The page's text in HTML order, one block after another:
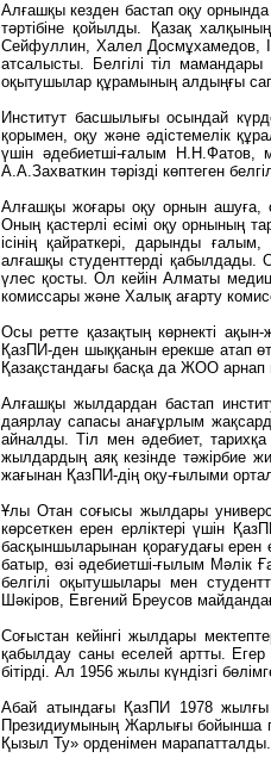
Алғашқы кезден бастап оқу
тәртібіне қойылды. Қазақ
Сейфуллин, Халел Досмұхамедов,
атсалысты. Белгілі тіл
оқытушылар құрамының алдыңғы
Институт басшылығы осындай
қорымен, оқу және әдістемелік
үшін әдебиетші-ғалым Н.Н.Фатов,
А.А.Захваткин тәрізді көптеген
Алғашқы жоғары оқу орнын ашуға,
Оның қастерлі есімі оқу орнының
ісінің қайраткері, дарынды
алғашқы студенттерді қабылдады.
үлес қосты. Ол кейін Алматы
комиссары және Халық ағарту
Осы ретте қазақтың көрнекті
ҚазПИ-ден шыққанын ерекше атап
Қазақстандағы басқа да ЖОО арнап
Алғашқы жылдардан бастап
даярлау сапасы анағұрлым
айналды. Тіл мен әдебиет,
жылдардың аяқ кезінде тәжірбие
жағынан ҚазПИ-дің оқу-ғылыми
Ұлы Отан соғысы жылдары
көрсеткен ерен ерліктері үшін
басқыншыларынан қорағудағы ерен
батыр, өзі әдебиетші-ғылым Мәлік
белгілі оқытушылары мен
Шәкіров, Евгений Бреусов
Соғыстан кейінгі жылдары
қабылдау саны еселей артты. Егер
бітірді. Ал 1956 жылы күндізгі
Абай атындағы ҚазПИ 1978
Президиумының Жарлығы бойынша
Қызыл Ту» орденімен марапатталды.